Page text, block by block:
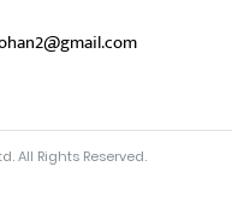
All Rights Reserved.